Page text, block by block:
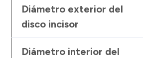
Diámetro exterior del
disco incisor
Diámetro interior del